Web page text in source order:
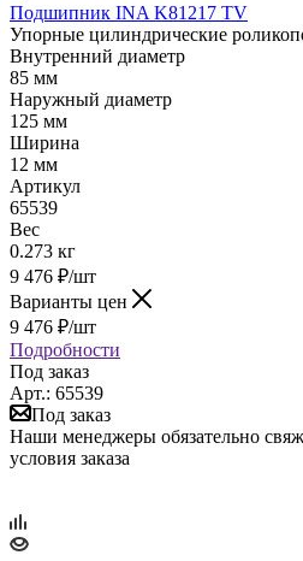
Подшипник INA K81217 TV
Упорные цилиндрические
Внутренний диаметр
85 мм
Наружный диаметр
125 мм
Ширина
12 мм
Артикул
65539
Вес
0.273 кг
9 476 ₽/шт
Варианты цен
9 476 ₽/шт
Подробности
Под заказ
Арт.: 65539
Под заказ
Наши менеджеры обязательно
условия заказа